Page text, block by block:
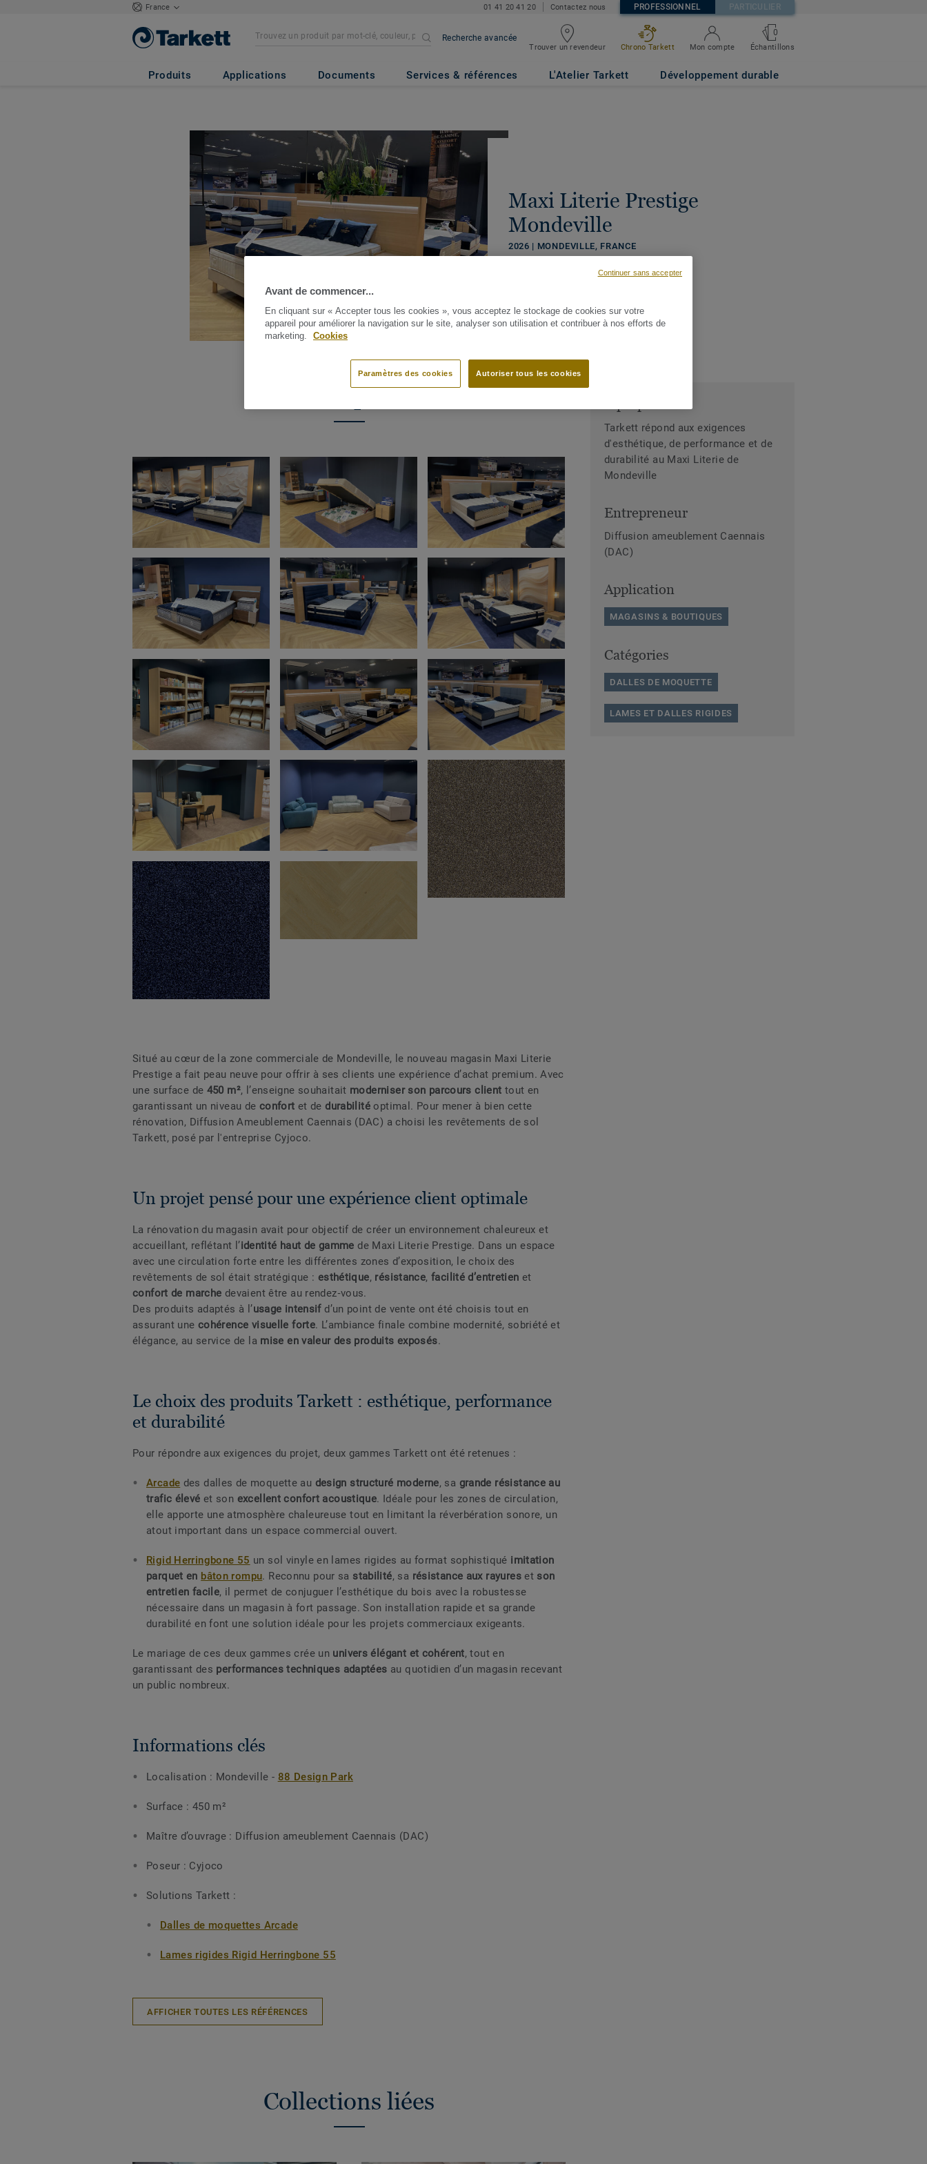
France 01 41 20 41 20 Contactez nous PROFESSIONNEL PARTICULIER
Recherche avancée
Trouver un revendeur Chrono Tarkett Mon compte
0
Échantillons
Produits Applications Documents Services & références L'Atelier Tarkett Développement durable
Maxi Literie Prestige
Mondeville
2026 | MONDEVILLE, FRANCE
Galerie photos
Situé au cœur de la zone commerciale de Mondeville, le nouveau magasin Maxi Literie
Prestige a fait peau neuve pour offrir à ses clients une expérience d’achat premium. Avec
une surface de 450 m², l’enseigne souhaitait moderniser son parcours client tout en
garantissant un niveau de confort et de durabilitéoptimal. Pour mener à bien cette
rénovation, Diffusion Ameublement Caennais (DAC) a choisi les revêtements de sol
Tarkett, posé par l'entreprise Cyjoco.
Un projet pensé pour une expérience client optimale
La rénovation du magasin avait pour objectif de créer un environnement chaleureux et
accueillant, reflétant l’identité haut de gamme de Maxi Literie Prestige. Dans un espace
avec une circulation forte entre les différentes zones d’exposition, le choix des
revêtements de sol était stratégique : esthétique, résistance, facilité d’entretien et
confort de marche devaient être au rendez‑vous.
Des produits adaptés à l’usage intensifd’un point de vente ont été choisis tout en
assurant une cohérence visuelle forte. L’ambiance finale combine modernité, sobriété et
élégance, au service de la mise en valeur des produits exposés.
Le choix des produits Tarkett : esthétique, performance
et durabilité
Pour répondre aux exigences du projet, deux gammes Tarkett ont été retenues :
Arcade des dalles de moquette au design structuré moderne, sa grande résistance au
trafic élevé et son excellent confort acoustique. Idéale pour les zones de circulation,
elle apporte une atmosphère chaleureuse tout en limitant la réverbération sonore, un
atout important dans un espace commercial ouvert.
Rigid Herringbone 55 un sol vinyle en lames rigides au format sophistiqué imitation
parquet en bâton rompu. Reconnu pour sa stabilité, sa résistance aux rayureset son
entretien facile, il permet de conjuguer l’esthétique du bois avec la robustesse
nécessaire dans un magasin à fort passage. Son installation rapide et sa grande
durabilité en font une solution idéale pour les projets commerciaux exigeants.
Le mariage de ces deux gammes crée un univers élégant et cohérent, tout en
garantissant des performances techniques adaptées au quotidien d’un magasin recevant
un public nombreux.
Informations clés
Localisation : Mondeville - 88 Design Park
Surface : 450 m²
Maître d’ouvrage : Diffusion ameublement Caennais (DAC)
Poseur : Cyjoco
Solutions Tarkett :
Dalles de moquettes Arcade
Lames rigides Rigid Herringbone 55
AFFICHER TOUTES LES RÉFÉRENCES
Collections liées
Tarkett répond aux exigences
d'esthétique, de performance et de
durabilité au Maxi Literie de
Mondeville
Entrepreneur
Diffusion ameublement Caennais
(DAC)
Application
MAGASINS & BOUTIQUES
Catégories
DALLES DE MOQUETTE
LAMES ET DALLES RIGIDES
Avant de commencer...
En cliquant sur « Accepter tous les cookies », vous acceptez le stockage de cookies sur votre
appareil pour améliorer la navigation sur le site, analyser son utilisation et contribuer à nos efforts de
marketing.
Cookies
Autoriser tous les cookies
Paramètres des cookies
Continuer sans accepter